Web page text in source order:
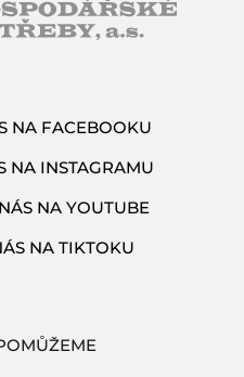
NA FACEBOOKU
NA INSTAGRAMU
NA YOUTUBE
NA TIKTOKU